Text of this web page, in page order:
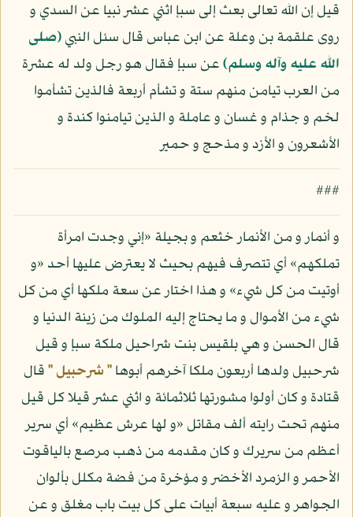
قيل إن الله تعالى بعث إلى سبإ اثني عشر نبيا عن السدي و
روى علقمة بن وعلة عن ابن عباس قال سئل النبي(صلى
الله عليه وآله وسلم)عن سبإ فقال هو رجل ولد له عشرة
من العرب تيامن منهم ستة و تشأم أربعة فالذين تشأموا
لخم و جذام و غسان و عاملة و الذين تيامنوا كندة و
الأشعرون و الأزد و مذحج و حمير
###
و أنمار و من الأنمار خثعم و بجيلة «إني وجدت امرأة
تملكهم» أي تتصرف فيهم بحيث لا يعترض عليها أحد «و
أوتيت من كل شيء» و هذا اختار عن سعة ملكها أي من كل
شيء من الأموال و ما يحتاج إليه الملوك من زينة الدنيا و
قال الحسن و هي بلقيس بنت شراحيل ملكة سبإ و قيل
شرحبيل ولدها أربعون ملكا آخرهم أبوها" شرحبيل "قال
قتادة و كان أولوا مشورتها ثلاثمائة و اثني عشر قيلا كل قيل
منهم تحت رايته ألف مقاتل «و لها عرش عظيم» أي سرير
أعظم من سريرك و كان مقدمه من ذهب مرصع بالياقوت
الأحمر و الزمرد الأخضر و مؤخرة من فضة مكلل بألوان
الجواهر و عليه سبعة أبيات على كل بيت باب مغلق و عن